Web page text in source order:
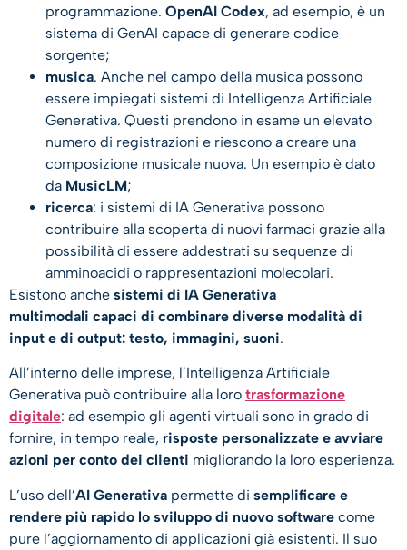
programmazione. OpenAI Codex, ad esempio, è un
sistema di GenAI capace di generare codice
sorgente;
musica. Anche nel campo della musica possono
essere impiegati sistemi di Intelligenza Artificiale
Generativa. Questi prendono in esame un elevato
numero di registrazioni e riescono a creare una
composizione musicale nuova. Un esempio è dato
da MusicLM;
ricerca: i sistemi di IA Generativa possono
contribuire alla scoperta di nuovi farmaci grazie alla
possibilità di essere addestrati su sequenze di
amminoacidi o rappresentazioni molecolari.
Esistono anche sistemi di IA Generativa
multimodali capaci di combinare diverse modalità di
input e di output: testo, immagini, suoni.
All’interno delle imprese, l’Intelligenza Artificiale
Generativa può contribuire alla loro trasformazione
digitale: ad esempio gli agenti virtuali sono in grado di
fornire, in tempo reale, risposte personalizzate e avviare
azioni per conto dei clienti migliorando la loro esperienza.
L’uso dell’AI Generativa permette di semplificare e
rendere più rapido lo sviluppo di nuovo software come
pure l’aggiornamento di applicazioni già esistenti. Il suo